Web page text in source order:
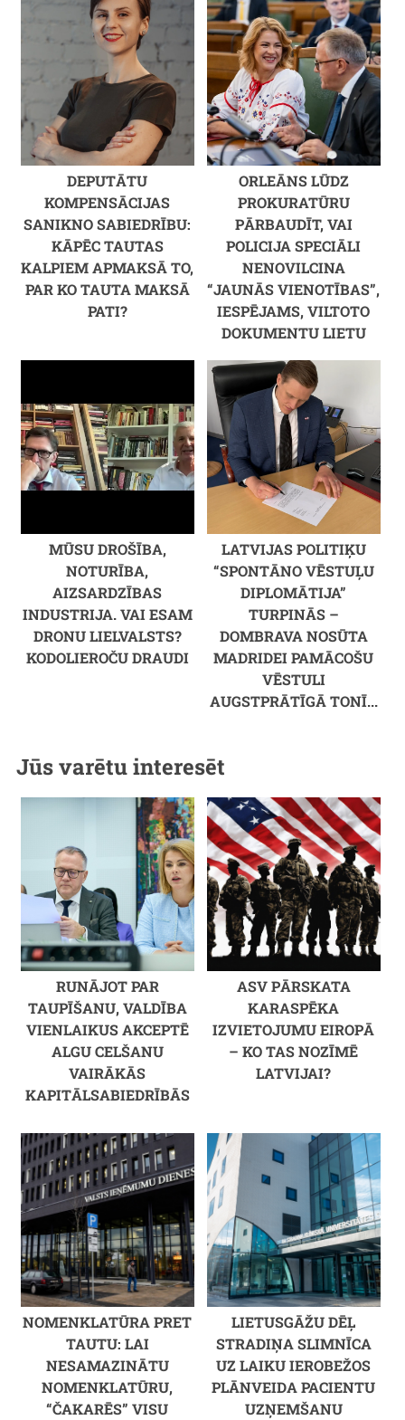
DEPUTĀTU
KOMPENSĀCIJAS
SANIKNO SABIEDRĪBU:
KĀPĒC TAUTAS
KALPIEM APMAKSĀ TO,
PAR KO TAUTA MAKSĀ
PATI?
ORLEĀNS LŪDZ
PROKURATŪRU
PĀRBAUDĪT, VAI
POLICIJA SPECIĀLI
NENOVILCINA
“JAUNĀS VIENOTĪBAS”,
IESPĒJAMS, VILTOTO
DOKUMENTU LIETU
MŪSU DROŠĪBA,
NOTURĪBA,
AIZSARDZĪBAS
INDUSTRIJA. VAI ESAM
DRONU LIELVALSTS?
KODOLIEROČU DRAUDI
LATVIJAS POLITIĶU
“SPONTĀNO VĒSTUĻU
DIPLOMĀTIJA”
TURPINĀS –
DOMBRAVA NOSŪTA
MADRIDEI PAMĀCOŠU
VĒSTULI
AUGSTPRĀTĪGĀ TONĪ...
Jūs varētu interesēt
RUNĀJOT PAR
TAUPĪŠANU, VALDĪBA
VIENLAIKUS AKCEPTĒ
ALGU CELŠANU
VAIRĀKĀS
KAPITĀLSABIEDRĪBĀS
ASV PĀRSKATA
KARASPĒKA
IZVIETOJUMU EIROPĀ
– KO TAS NOZĪMĒ
LATVIJAI?
NOMENKLATŪRA PRET
TAUTU: LAI
NESAMAZINĀTU
NOMENKLATŪRU,
“ČAKARĒS” VISU
LIETUSGĀŽU DĒĻ
STRADIŅA SLIMNĪCA
UZ LAIKU IEROBEŽOS
PLĀNVEIDA PACIENTU
UZŅEMŠANU